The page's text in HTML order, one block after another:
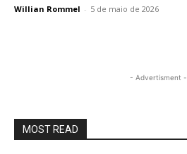
Willian Rommel - 5 de maio de 2026
- Advertisment -
MOST READ